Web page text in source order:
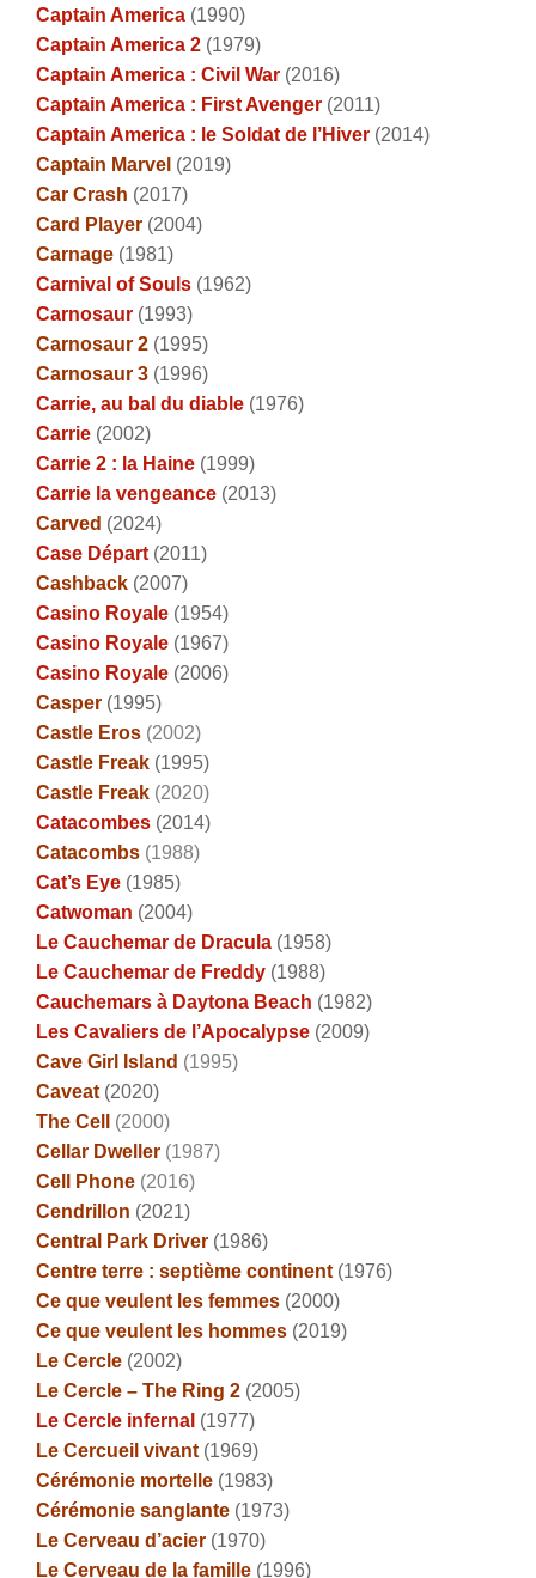
Captain America (1990)
Captain America 2 (1979)
Captain America : Civil War (2016)
Captain America : First Avenger (2011)
Captain America : le Soldat de l’Hiver (2014)
Captain Marvel (2019)
Car Crash (2017)
Card Player (2004)
Carnage (1981)
Carnival of Souls (1962)
Carnosaur (1993)
Carnosaur 2 (1995)
Carnosaur 3 (1996)
Carrie, au bal du diable (1976)
Carrie (2002)
Carrie 2 : la Haine (1999)
Carrie la vengeance (2013)
Carved (2024)
Case Départ (2011)
Cashback (2007)
Casino Royale (1954)
Casino Royale (1967)
Casino Royale (2006)
Casper (1995)
Castle Eros (2002)
Castle Freak (1995)
Castle Freak (2020)
Catacombes (2014)
Catacombs (1988)
Cat’s Eye (1985)
Catwoman (2004)
Le Cauchemar de Dracula (1958)
Le Cauchemar de Freddy (1988)
Cauchemars à Daytona Beach (1982)
Les Cavaliers de l’Apocalypse (2009)
Cave Girl Island (1995)
Caveat (2020)
The Cel
(2000)
Cellar Dweller (1987)
Cell Phone (2016)
Cendrillon (2021)
Central Park Driver (1986)
Centre terre : septième continent (1976)
Ce que veulent les femmes (2000)
Ce que veulent les hommes (2019)
Le Cercle (2002)
Le Cercle – The Ring 2 (2005)
Le Cercle infernal (1977)
Le Cercueil vivant (1969)
Cérémonie mortelle (1983)
Cérémonie sanglante (1973)
Le Cerveau d’acier (1970)
Le Cerveau de la famille (1996)